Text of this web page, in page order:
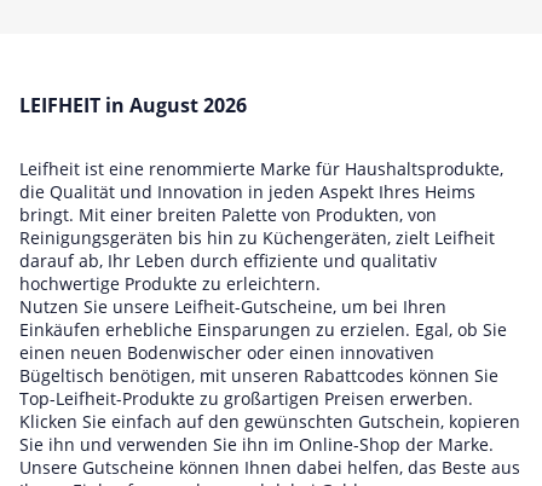
LEIFHEIT in August 2026
Leifheit ist eine renommierte Marke für Haushaltsprodukte,
die Qualität und Innovation in jeden Aspekt Ihres Heims
bringt. Mit einer breiten Palette von Produkten, von
Reinigungsgeräten bis hin zu Küchengeräten, zielt Leifheit
darauf ab, Ihr Leben durch effiziente und qualitativ
hochwertige Produkte zu erleichtern.
Nutzen Sie unsere Leifheit-Gutscheine, um bei Ihren
Einkäufen erhebliche Einsparungen zu erzielen. Egal, ob Sie
einen neuen Bodenwischer oder einen innovativen
Bügeltisch benötigen, mit unseren Rabattcodes können Sie
Top-Leifheit-Produkte zu großartigen Preisen erwerben.
Klicken Sie einfach auf den gewünschten Gutschein, kopieren
Sie ihn und verwenden Sie ihn im Online-Shop der Marke.
Unsere Gutscheine können Ihnen dabei helfen, das Beste aus